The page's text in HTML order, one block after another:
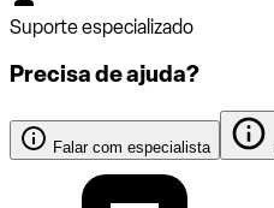
Suporte especializado
Precisa de ajuda?
Falar com especialista